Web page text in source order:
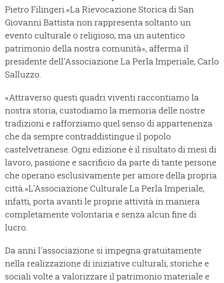
Pietro Filingeri.«La Rievocazione Storica di San
Giovanni Battista non rappresenta soltanto un
evento culturale o religioso, ma un autentico
patrimonio della nostra comunità», afferma il
presidente dell'Associazione La Perla Imperiale, Carlo
Salluzzo.
«Attraverso questi quadri viventi raccontiamo la
nostra storia, custodiamo la memoria delle nostre
tradizioni e rafforziamo quel senso di appartenenza
che da sempre contraddistingue il popolo
castelvetranese. Ogni edizione è il risultato di mesi di
lavoro, passione e sacrificio da parte di tante persone
che operano esclusivamente per amore della propria
città.»L'Associazione Culturale La Perla Imperiale,
infatti, porta avanti le proprie attività in maniera
completamente volontaria e senza alcun fine di
lucro.
Da anni l'associazione si impegna gratuitamente
nella realizzazione di iniziative culturali, storiche e
sociali volte a valorizzare il patrimonio materiale e